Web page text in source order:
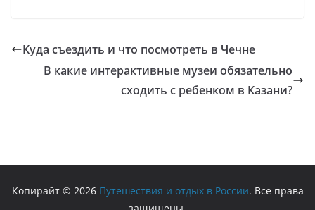
Куда съездить и что посмотреть в Чечне
В какие интерактивные музеи обязательно
сходить с ребенком в Казани?
Копирайт © 2026 Путешествия и отдых в России. Все права